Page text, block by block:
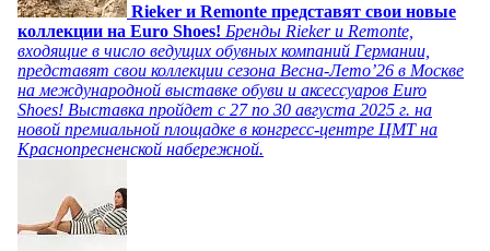
Rieker и Remonte представят свои новые
коллекции на Euro Shoes! Бренды Rieker и Remonte,
входящие в число ведущих обувных компаний Германии,
представят свои коллекции сезона Весна-Лето’26 в Москве
на международной выставке обуви и аксессуаров Euro
Shoes! Выставка пройдет c 27 по 30 августа 2025 г. на
новой премиальной площадке в конгресс-центре ЦМТ на
Краснопресненской набережной.